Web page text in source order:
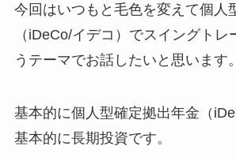
今回はいつもと毛色を変えて個人
（iDeCo/イデコ）でスイングトレ
うテーマでお話したいと思います。
基本的に個人型確定拠出年金（
基本的に長期投資です。